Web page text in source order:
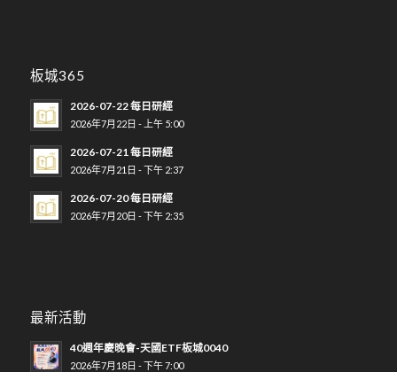
板城365
2026-07-22 每日研經
2026年7月22日 - 上午 5:00
2026-07-21 每日研經
2026年7月21日 - 下午 2:37
2026-07-20 每日研經
2026年7月20日 - 下午 2:35
最新活動
40週年慶晚會-天國ETF板城0040
2026年7月18日 - 下午 7:00